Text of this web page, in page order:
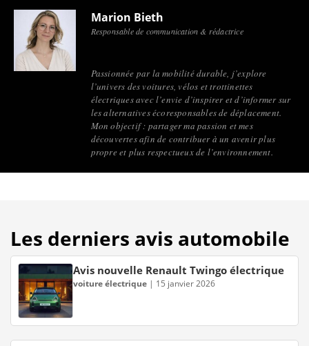
Marion Bieth
Responsable de communication & rédactrice
Passionnée par la mobilité durable, j’explore
l’univers des voitures, vélos et trottinettes
électriques avec l’envie d’inspirer et d’informer sur
les alternatives écoresponsables de déplacement.
Mon objectif : partager ma passion et mes
découvertes afin de contribuer à un avenir plus
propre et plus respectueux de l’environnement.
Les derniers avis automobile
Avis nouvelle Renault Twingo électrique
voiture électrique | 15 janvier 2026